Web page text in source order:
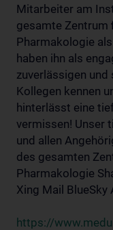
Mitarbeiter am
gesamte Zentrum
Pharmakologie
haben ihn als
zuverlässigen
Kollegen kennen
hinterlässt eine
vermissen! Unser
und allen
des gesamten
Pharmakologie
Xing Mail BlueSky
https://